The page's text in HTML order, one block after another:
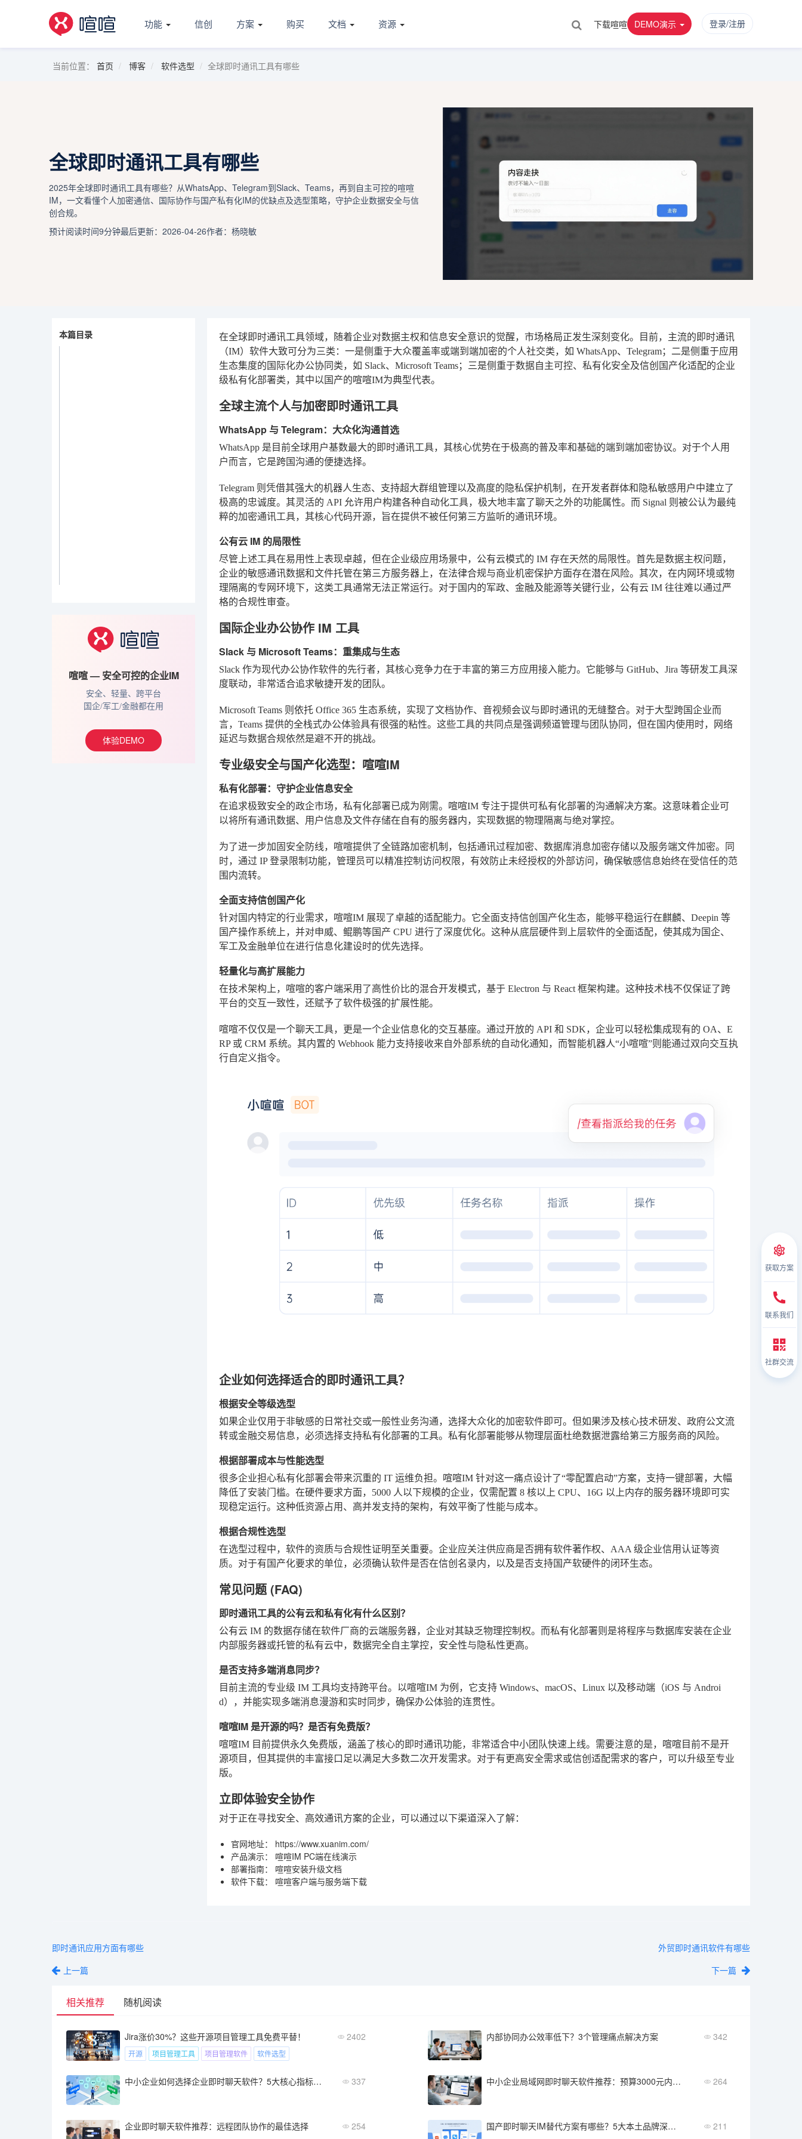
功能 信创 方案 购买 文档 资源 下载喧喧 DEMO演示 登录/注册
当前位置： 首页 博客 软件选型 全球即时通讯工具有哪些
全球即时通讯工具有哪些
2025年全球即时通讯工具有哪些？从WhatsApp、Telegram到Slack、Teams，再到自主可控的喧喧
IM，一文看懂个人加密通信、国际协作与国产私有化IM的优缺点及选型策略，守护企业数据安全与信
创合规。
预计阅读时间9分钟最后更新：2026-04-26作者：杨晓敏
本篇目录
喧喧 — 安全可控的企业IM
安全、轻量、跨平台
国企/军工/金融都在用
体验DEMO
在全球即时通讯工具领域，随着企业对数据主权和信息安全意识的觉醒，市场格局正发生深刻变化。目前，主流的即时通讯
（IM）软件大致可分为三类：一是侧重于大众覆盖率或端到端加密的个人社交类，如 WhatsApp、Telegram；二是侧重于应用
生态集度的国际化办公协同类，如 Slack、Microsoft Teams；三是侧重于数据自主可控、私有化安全及信创国产化适配的企业
级私有化部署类，其中以国产的喧喧IM为典型代表。
全球主流个人与加密即时通讯工具
WhatsApp 与 Telegram：大众化沟通首选
WhatsApp 是目前全球用户基数最大的即时通讯工具，其核心优势在于极高的普及率和基础的端到端加密协议。对于个人用
户而言，它是跨国沟通的便捷选择。
Telegram 则凭借其强大的机器人生态、支持超大群组管理以及高度的隐私保护机制，在开发者群体和隐私敏感用户中建立了
极高的忠诚度。其灵活的 API 允许用户构建各种自动化工具，极大地丰富了聊天之外的功能属性。而 Signal 则被公认为最纯
粹的加密通讯工具，其核心代码开源，旨在提供不被任何第三方监听的通讯环境。
公有云 IM 的局限性
尽管上述工具在易用性上表现卓越，但在企业级应用场景中，公有云模式的 IM 存在天然的局限性。首先是数据主权问题，
企业的敏感通讯数据和文件托管在第三方服务器上，在法律合规与商业机密保护方面存在潜在风险。其次，在内网环境或物
理隔离的专网环境下，这类工具通常无法正常运行。对于国内的军政、金融及能源等关键行业，公有云 IM 往往难以通过严
格的合规性审查。
国际企业办公协作 IM 工具
Slack 与 Microsoft Teams：重集成与生态
Slack 作为现代办公协作软件的先行者，其核心竞争力在于丰富的第三方应用接入能力。它能够与 GitHub、Jira 等研发工具深
度联动，非常适合追求敏捷开发的团队。
Microsoft Teams 则依托 Office 365 生态系统，实现了文档协作、音视频会议与即时通讯的无缝整合。对于大型跨国企业而
言，Teams 提供的全栈式办公体验具有很强的粘性。这些工具的共同点是强调频道管理与团队协同，但在国内使用时，网络
延迟与数据合规依然是避不开的挑战。
专业级安全与国产化选型：喧喧IM
私有化部署：守护企业信息安全
在追求极致安全的政企市场，私有化部署已成为刚需。喧喧IM 专注于提供可私有化部署的沟通解决方案。这意味着企业可
以将所有通讯数据、用户信息及文件存储在自有的服务器内，实现数据的物理隔离与绝对掌控。
为了进一步加固安全防线，喧喧提供了全链路加密机制，包括通讯过程加密、数据库消息加密存储以及服务端文件加密。同
时，通过 IP 登录限制功能，管理员可以精准控制访问权限，有效防止未经授权的外部访问，确保敏感信息始终在受信任的范
围内流转。
全面支持信创国产化
针对国内特定的行业需求，喧喧IM 展现了卓越的适配能力。它全面支持信创国产化生态，能够平稳运行在麒麟、Deepin 等
国产操作系统上，并对申威、鲲鹏等国产 CPU 进行了深度优化。这种从底层硬件到上层软件的全面适配，使其成为国企、
军工及金融单位在进行信息化建设时的优先选择。
轻量化与高扩展能力
在技术架构上，喧喧的客户端采用了高性价比的混合开发模式，基于 Electron 与 React 框架构建。这种技术栈不仅保证了跨
平台的交互一致性，还赋予了软件极强的扩展性能。
喧喧不仅仅是一个聊天工具，更是一个企业信息化的交互基座。通过开放的 API 和 SDK，企业可以轻松集成现有的 OA、E
RP 或 CRM 系统。其内置的 Webhook 能力支持接收来自外部系统的自动化通知，而智能机器人“小喧喧”则能通过双向交互执
行自定义指令。
企业如何选择适合的即时通讯工具？
根据安全等级选型
如果企业仅用于非敏感的日常社交或一般性业务沟通，选择大众化的加密软件即可。但如果涉及核心技术研发、政府公文流
转或金融交易信息，必须选择支持私有化部署的工具。私有化部署能够从物理层面杜绝数据泄露给第三方服务商的风险。
根据部署成本与性能选型
很多企业担心私有化部署会带来沉重的 IT 运维负担。喧喧IM 针对这一痛点设计了“零配置启动”方案，支持一键部署，大幅
降低了安装门槛。在硬件要求方面，5000 人以下规模的企业，仅需配置 8 核以上 CPU、16G 以上内存的服务器环境即可实
现稳定运行。这种低资源占用、高并发支持的架构，有效平衡了性能与成本。
根据合规性选型
在选型过程中，软件的资质与合规性证明至关重要。企业应关注供应商是否拥有软件著作权、AAA 级企业信用认证等资
质。对于有国产化要求的单位，必须确认软件是否在信创名录内，以及是否支持国产软硬件的闭环生态。
常见问题 (FAQ)
即时通讯工具的公有云和私有化有什么区别？
公有云 IM 的数据存储在软件厂商的云端服务器，企业对其缺乏物理控制权。而私有化部署则是将程序与数据库安装在企业
内部服务器或托管的私有云中，数据完全自主掌控，安全性与隐私性更高。
是否支持多端消息同步？
目前主流的专业级 IM 工具均支持跨平台。以喧喧IM 为例，它支持 Windows、macOS、Linux 以及移动端（iOS 与 Androi
d），并能实现多端消息漫游和实时同步，确保办公体验的连贯性。
喧喧IM 是开源的吗？是否有免费版？
喧喧IM 目前提供永久免费版，涵盖了核心的即时通讯功能，非常适合中小团队快速上线。需要注意的是，喧喧目前不是开
源项目，但其提供的丰富接口足以满足大多数二次开发需求。对于有更高安全需求或信创适配需求的客户，可以升级至专业
版。
立即体验安全协作
对于正在寻找安全、高效通讯方案的企业，可以通过以下渠道深入了解：
官网地址： https://www.xuanim.com/
产品演示： 喧喧IM PC端在线演示
部署指南： 喧喧安装升级文档
软件下载： 喧喧客户端与服务端下载
即时通讯应用方面有哪些
上一篇
外贸即时通讯软件有哪些
下一篇
相关推荐 随机阅读
Jira涨价30%？这些开源项目管理工具免费平替！ 2402
开源 项目管理工具 项目管理软件 软件选型
内部协同办公效率低下？3个管理痛点解决方案 342
中小企业如何选择企业即时聊天软件？5大核心指标解析 337 中小企业局域网即时聊天软件推荐：预算3000元内最佳方案 264
企业即时聊天软件推荐：远程团队协作的最佳选择 254 国产即时聊天IM替代方案有哪些？5大本土品牌深度评测 211
获取方案
联系我们
社群交流